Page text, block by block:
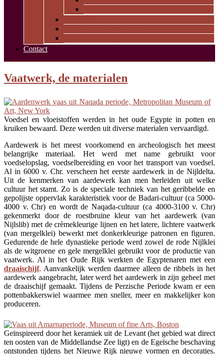
Contact
Vaatwerk, de materialen
Voedsel en vloeistoffen werden in het oude Egypte in potten en
kruiken bewaard. Deze werden uit diverse materialen vervaardigd.
Aardewerk is het meest voorkomend en archeologisch het meest
belangrijke materiaal. Het werd met name gebruikt voor
voedselopslag, voedselbereiding en voor het transport van voedsel.
Al in 6000 v. Chr. verscheen het eerste aardewerk in de Nijldelta.
Uit de kenmerken van aardewerk kan men herleiden uit welke
cultuur het stamt. Zo is de speciale techniek van het geribbelde en
gepolijste oppervlak karakteristiek voor de Badari-cultuur (ca 5000-
4000 v. Chr) en wordt de Naqada-cultuur (ca 4000-3100 v. Chr)
gekenmerkt door de roestbruine kleur van het aardewerk (van
Nijlslib) met de crèmekleurige lijnen en het latere, lichtere vaatwerk
(van mergelklei) bewerkt met donkerkleurige patronen en figuren.
Gedurende de hele dynastieke periode werd zowel de rode Nijlklei
als de witgroene en gele mergelklei gebruikt voor de productie van
vaatwerk. Al in het Oude Rijk werkten de Egyptenaren met een
draaischijf. Aanvankelijk werden daarmee alleen de ribbels in het
aardewerk aangebracht, later werd het aardewerk in zijn geheel met
de draaischijf gemaakt. Tijdens de Perzische Periode kwam er een
pottenbakkerswiel waarmee men sneller, meer en makkelijker kon
produceren.
Geïnspireerd door het keramiek uit de Levant (het gebied wat direct
ten oosten van de Middellandse Zee ligt) en de Egeïsche beschaving
ontstonden tijdens het Nieuwe Rijk nieuwe vormen en decoraties.